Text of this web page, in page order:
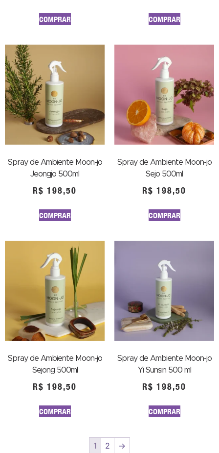
COMPRAR COMPRAR
Spray de Ambiente Moon-jo
Jeongjo 500ml
R$ 198,50
COMPRAR
Spray de Ambiente Moon-jo
Sejo 500ml
R$ 198,50
COMPRAR
Spray de Ambiente Moon-jo
Sejong 500ml
R$ 198,50
COMPRAR
Spray de Ambiente Moon-jo
Yi Sunsin 500 ml
R$ 198,50
COMPRAR
1 2 →